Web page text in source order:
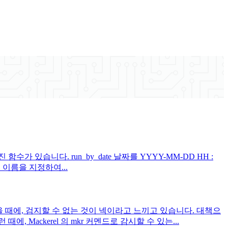
함수가 있습니다. run_by_date 날짜를 YYYY-MM-DD HH :
이름을 지정하여...
에, 검지할 수 없는 것이 넥이라고 느끼고 있습니다. 대책으
때에, Mackerel 의 mkr 커멘드로 감시할 수 있는...